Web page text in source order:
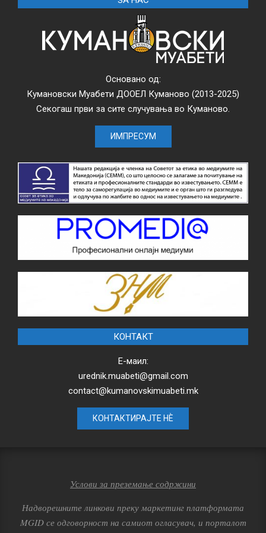
Основано од:
Кумановски Муабети ДООЕЛ Куманово (2013-2025)
Секогаш први за сите случувања во Куманово.
ИМПРЕСУМ
КОНТАКТ
Е-маил:
urednik.muabeti@gmail.com
contact@kumanovskimuabeti.mk
КОНТАКТИРАЈТЕ НЀ
Услови за преземање содржини
Надворешните линкови преку маркетинг платформата
MGID се одговорност на самиот огласувач, и порталот